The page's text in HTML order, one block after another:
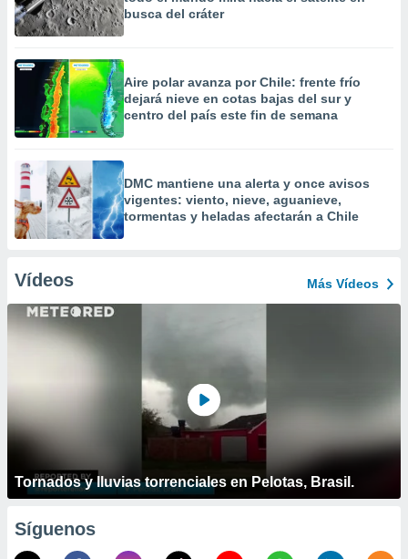
busca del cráter
Aire polar avanza por Chile: frente frío
dejará nieve en cotas bajas del sur y
centro del país este fin de semana
DMC mantiene una alerta y once avisos
vigentes: viento, nieve, aguanieve,
tormentas y heladas afectarán a Chile
Vídeos Más Vídeos
Tornados y lluvias torrenciales en Pelotas, Brasil.
Síguenos